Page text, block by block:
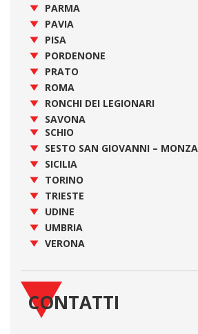
PARMA
PAVIA
PISA
PORDENONE
PRATO
ROMA
RONCHI DEI LEGIONARI
SAVONA
SCHIO
SESTO SAN GIOVANNI – MONZA
SICILIA
TORINO
TRIESTE
UDINE
UMBRIA
VERONA
CONTATTI